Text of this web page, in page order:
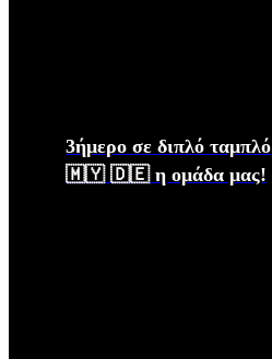
3ήμερο σε διπλό ταμπλό
🇲🇾 🇩🇪 η ομάδα μας!